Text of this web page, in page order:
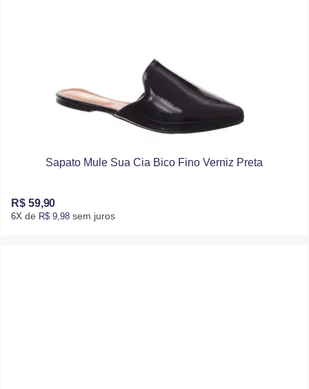
Sapato Mule Sua Cia Bico Fino Verniz Preta
R$ 59,90
6X de R$ 9,98 sem juros